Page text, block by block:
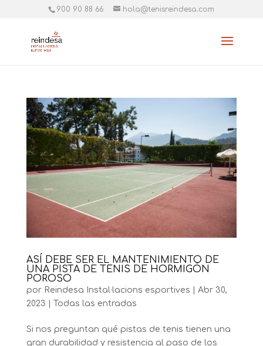
900 90 88 66 hola@tenisreindesa.com
ASÍ DEBE SER EL MANTENIMIENTO DE
UNA PISTA DE TENIS DE HORMIGÓN
POROSO
por Reindesa Instal·lacions esportives
Abr 30,
2023
Todas las entradas
Si nos preguntan qué pistas de tenis tienen una
gran durabilidad y resistencia al paso de los